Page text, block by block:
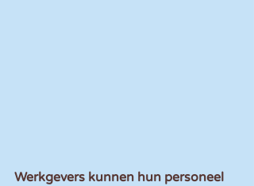
Werkgevers kunnen hun personeel